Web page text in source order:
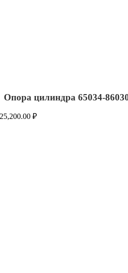
Опора цилиндра 65034-
25,200.00₽